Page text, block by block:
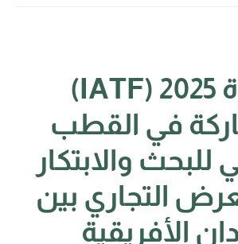
(IATF) 2025 دعوة
في القطب
للبحث والابتكار
التجاري بين
الأفريقية